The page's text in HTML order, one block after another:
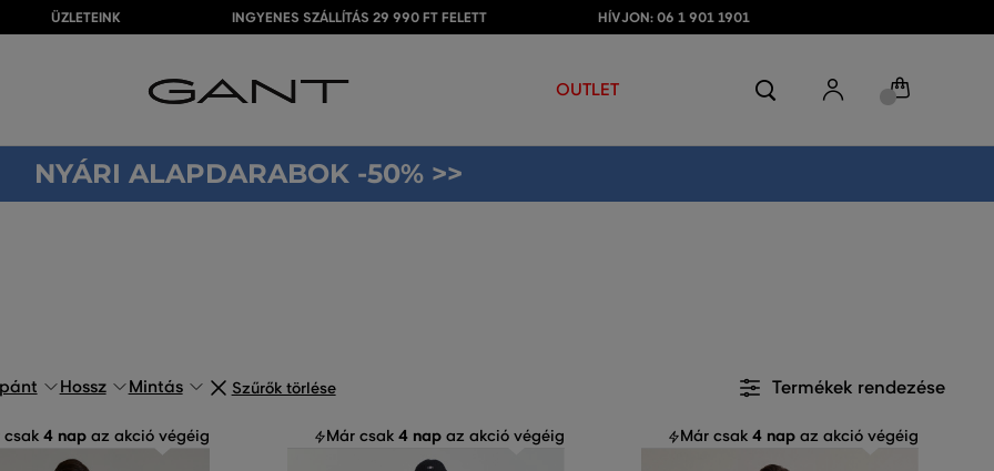
ÜZLETEINK INGYENES SZÁLLÍTÁS 29 990 FT FELETT HÍVJON: 06 1 901 1901
OUTLET
NYÁRI ALAPDARABOK -50% >>
Hossz Mintás Szűrők törlése Termékek rendezése
csak4 nap az akció végéig Már csak 4 napaz akció végéig Már csak 4 napaz akció végéig